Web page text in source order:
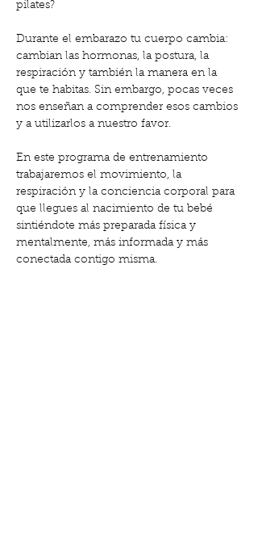
pilates?
Durante el embarazo tu cuerpo cambia:
cambian las hormonas, la postura, la
respiración y también la manera en la
que te habitas. Sin embargo, pocas veces
nos enseñan a comprender esos cambios
y a utilizarlos a nuestro favor.
En este programa de entrenamiento
trabajaremos el movimiento, la
respiración y la conciencia corporal para
que llegues al nacimiento de tu bebé
sintiéndote más preparada física y
mentalmente, más informada y más
conectada contigo misma.